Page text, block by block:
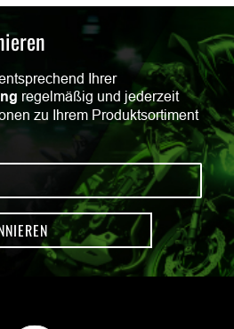
Ihrer
regelmäßig und jederzeit
zu Ihrem Produktsortiment